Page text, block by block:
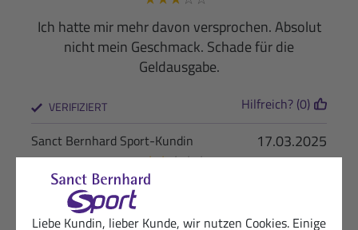
Liebe Kundin, lieber Kunde, wir nutzen Cookies. Einige
Ich hatte mir mehr davon versprochen. Absolut
nicht mein Geschmack. Schade für die
Geldausgabe.
VERIFIZIERT Hilfreich? (0)
17.03.2025
Sanct Bernhard Sport-Kundin
★★☆☆☆
Schmeckt nicht so gut.
Hilfreich? (0)